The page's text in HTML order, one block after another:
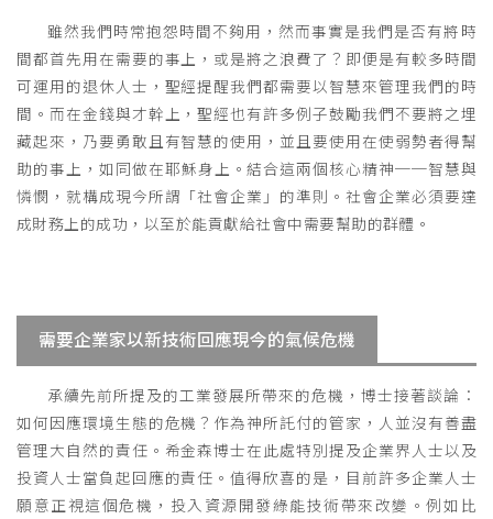
雖然我們時常抱怨時間不夠用，然而事實是我們是否有將時
間都首先用在需要的事上，或是將之浪費了？即便是有較多時間
可運用的退休人士，聖經提醒我們都需要以智慧來管理我們的時
間。而在金錢與才幹上，聖經也有許多例子鼓勵我們不要將之埋
藏起來，乃要勇敢且有智慧的使用，並且要使用在使弱勢者得幫
助的事上，如同做在耶穌身上。結合這兩個核心精神──智慧與
憐憫，就構成現今所謂「社會企業」的準則。社會企業必須要達
成財務上的成功，以至於能貢獻給社會中需要幫助的群體。
需要企業家以新技術回應現今的氣候危機
承續先前所提及的工業發展所帶來的危機，博士接著談論：
如何因應環境生態的危機？作為神所託付的管家，人並沒有善盡
管理大自然的責任。希金森博士在此處特別提及企業界人士以及
投資人士當負起回應的責任。值得欣喜的是，目前許多企業人士
願意正視這個危機，投入資源開發綠能技術帶來改變。例如比